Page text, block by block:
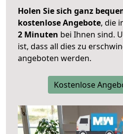
Holen Sie sich ganz
kostenlose Angebote, die
2 Minuten bei Ihnen sind.
ist, dass all dies zu
angeboten werden.
Kostenlose